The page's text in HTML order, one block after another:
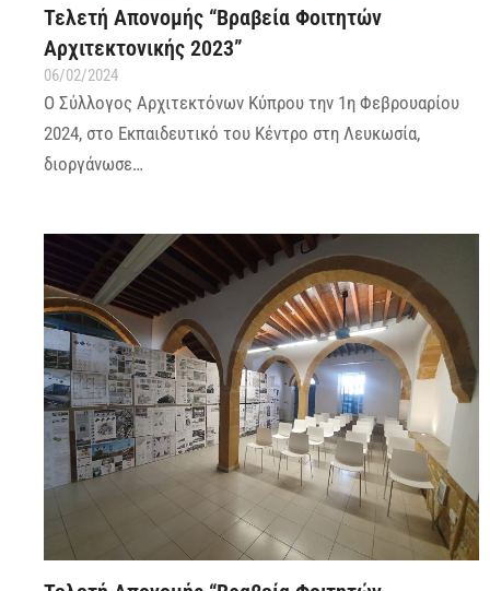
Τελετή Απονομής “Βραβεία Φοιτητών
Αρχιτεκτονικής 2023”
06/02/2024
Ο Σύλλογος Αρχιτεκτόνων Κύπρου την 1η Φεβρουαρίου
2024, στο Εκπαιδευτικό του Κέντρο στη Λευκωσία,
διοργάνωσε…